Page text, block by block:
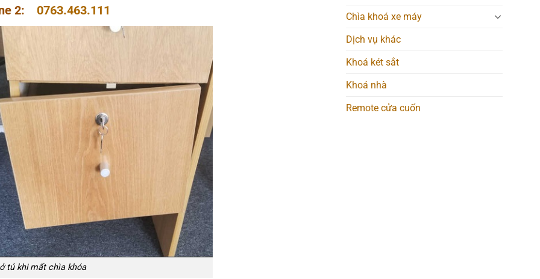
2:
0763.463.111
tủ khi mất chìa khóa
Chìa khoá xe máy
Dịch vụ khác
Khoá két sắt
Khoá nhà
Remote cửa cuốn